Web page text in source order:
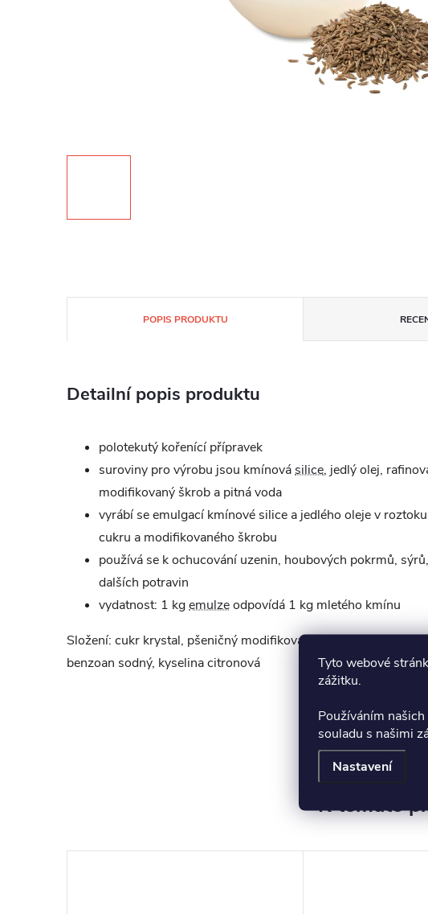
Tyto webové
zážitku.
Používáním
souladu s našimi
Nastavení
POPIS PRODUKTU
Detailní popis produktu
polotekutý kořenící přípravek
suroviny pro výrobu jsou kmínovásilice, jedlý olej,
modifikovaný škrob a pitná voda
vyrábí se emulgací kmínové silice a jedlého oleje v
cukru a modifikovaného škrobu
používá se k ochucování uzenin, houbových pokrmů,
dalších potravin
vydatnost: 1 kgemulzeodpovídá 1 kg mletého kmínu
Složení: cukr krystal, pšeničný modifikovaný škrob, kmínová
benzoan sodný, kyselina citronová
K tomuto